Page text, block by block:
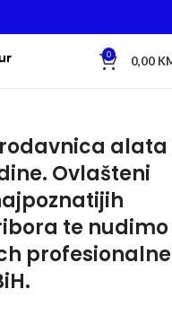
0 0,00
alata
Ovlašteni
te nudimo
profesionalne